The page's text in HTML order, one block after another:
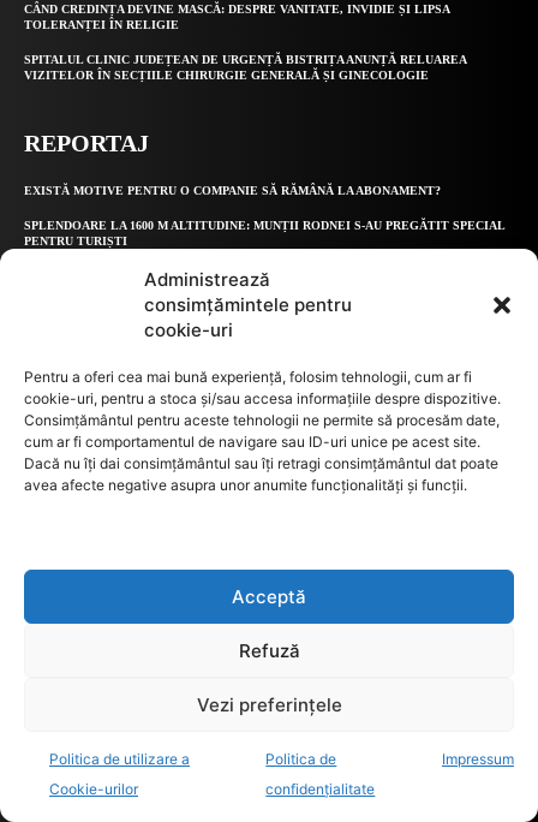
Administrează
consimțămintele pentru
cookie-uri
Pentru a oferi cea mai bună experiență, folosim tehnologii, cum ar fi
cookie-uri, pentru a stoca și/sau accesa informațiile despre dispozitive.
Consimțământul pentru aceste tehnologii ne permite să procesăm date,
cum ar fi comportamentul de navigare sau ID-uri unice pe acest site.
Dacă nu îți dai consimțământul sau îți retragi consimțământul dat poate
avea afecte negative asupra unor anumite funcționalități și funcții.
Acceptă
Refuză
Vezi preferințele
Politica de utilizare a
Cookie-urilor
Politica de
confidențialitate
Impressum
CÂND CREDINȚA DEVINE MASCĂ: DESPRE VANITATE, INVIDIE ȘI LIPSA
TOLERANȚEI ÎN RELIGIE
SPITALUL CLINIC JUDEȚEAN DE URGENȚĂ BISTRIȚA ANUNȚĂ RELUAREA
VIZITELOR ÎN SECȚIILE CHIRURGIE GENERALĂ ȘI GINECOLOGIE
REPORTAJ
EXISTĂ MOTIVE PENTRU O COMPANIE SĂ RĂMÂNĂ LA ABONAMENT?
SPLENDOARE LA 1600 M ALTITUDINE: MUNȚII RODNEI S-AU PREGĂTIT SPECIAL
PENTRU TURIȘTI
INVENTATORUL TRICICLETEI CU ACOPERIS DIN PANOURI SOLARE
CRISTIAN NICULAE, CONTINUA PROIECTELE LA ADI DESEURI BN
EDITORIAL
CÂND TIMPUL A DEVENIT AVOCATUL PERFECT DESPRE HOTĂRÂREA CJUE,
OBLIGAȚIILE ÎNALTEI CURȚI ȘI ÎNCREDEREA ÎN JUSTIȚIE
ÎMPIEDICA RĂUL SĂ PREIA CONTROLUL.
PRIMARUL DIN PRUNDU BÂRGĂULUI, DORU CRIȘAN, ÎI RĂSPUNDE DEPUTATULUI
IONUȚ BOȘUTAR: „JUDEȚUL ARE NEVOIE DE PARLAMENTARI CARE MUNCESC
PENTRU OAMENI”